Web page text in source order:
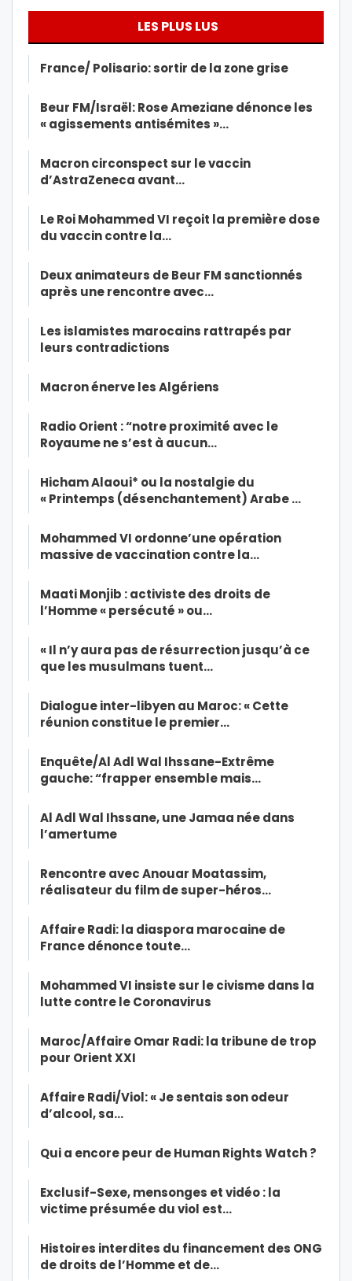
LES PLUS LUS
France/ Polisario: sortir de la zone grise
Beur FM/Israël: Rose Ameziane dénonce les
« agissements antisémites »…
Macron circonspect sur le vaccin
d’AstraZeneca avant…
Le Roi Mohammed VI reçoit la première dose
du vaccin contre la…
Deux animateurs de Beur FM sanctionnés
après une rencontre avec…
Les islamistes marocains rattrapés par
leurs contradictions
Macron énerve les Algériens
Radio Orient : “notre proximité avec le
Royaume ne s’est à aucun…
Hicham Alaoui* ou la nostalgie du
« Printemps (désenchantement) Arabe …
Mohammed VI ordonne’une opération
massive de vaccination contre la…
Maati Monjib : activiste des droits de
l’Homme « persécuté » ou…
« Il n’y aura pas de résurrection jusqu’à ce
que les musulmans tuent…
Dialogue inter-libyen au Maroc: « Cette
réunion constitue le premier…
Enquête/Al Adl Wal Ihssane-Extrême
gauche: “frapper ensemble mais…
Al Adl Wal Ihssane, une Jamaa née dans
l’amertume
Rencontre avec Anouar Moatassim,
réalisateur du film de super-héros…
Affaire Radi: la diaspora marocaine de
France dénonce toute…
Mohammed VI insiste sur le civisme dans la
lutte contre le Coronavirus
Maroc/Affaire Omar Radi: la tribune de trop
pour Orient XXI
Affaire Radi/Viol: « Je sentais son odeur
d’alcool, sa…
Qui a encore peur de Human Rights Watch ?
Exclusif-Sexe, mensonges et vidéo : la
victime présumée du viol est…
Histoires interdites du financement des ONG
de droits de l’Homme et de…